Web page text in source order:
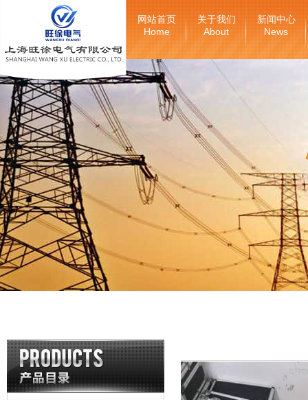
网站首页
Home
关于我们
About
新闻中心
News